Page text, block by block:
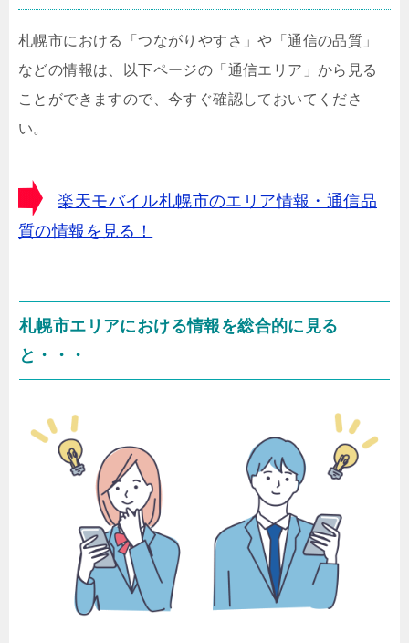
札幌市における「つながりやすさ」や「通信の品質」
などの情報は、以下ページの「通信エリア」から見る
ことができますので、今すぐ確認しておいてくださ
い。
楽天モバイル札幌市のエリア情報・通信品
質の情報を見る！
札幌市エリアにおける情報を総合的に見る
と・・・